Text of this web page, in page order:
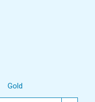
Gold